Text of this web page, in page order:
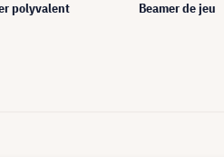
polyvalent Beamer de jeu